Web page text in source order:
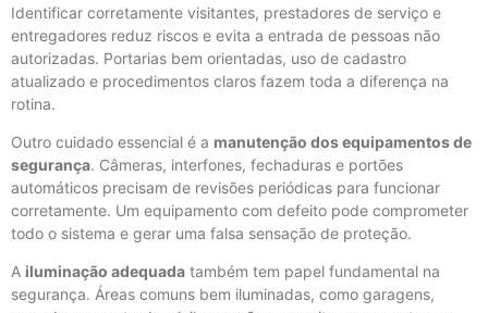
Identificar corretamente visitantes, prestadores de serviço e
entregadores reduz riscos e evita a entrada de pessoas não
autorizadas. Portarias bem orientadas, uso de cadastro
atualizado e procedimentos claros fazem toda a diferença na
rotina.
Outro cuidado essencial é a manutenção dos equipamentos de
segurança. Câmeras, interfones, fechaduras e portões
automáticos precisam de revisões periódicas para funcionar
corretamente. Um equipamento com defeito pode comprometer
todo o sistema e gerar uma falsa sensação de proteção.
A iluminação adequada também tem papel fundamental na
segurança. Áreas comuns bem iluminadas, como garagens,